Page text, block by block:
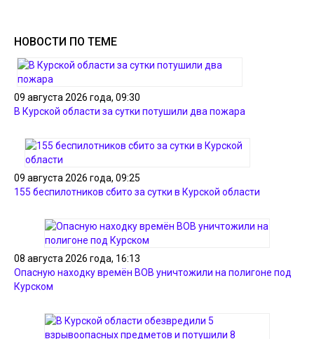
НОВОСТИ ПО ТЕМЕ
09 августа 2026 года, 09:30
В Курской области за сутки потушили два пожара
09 августа 2026 года, 09:25
155 беспилотников сбито за сутки в Курской области
08 августа 2026 года, 16:13
Опасную находку времён ВОВ уничтожили на полигоне под
Курском